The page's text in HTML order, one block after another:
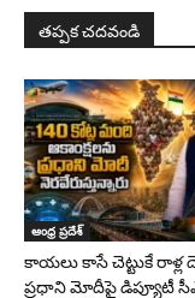
తప్పక చదవండి
ఆంధ్ర ప్రదేశ్
కాయలు కాసే చెట్టుకే రాళ్ల
ప్రధాని మోదీపై డిప్యూటీ